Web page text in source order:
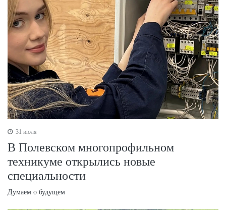
31 июля
В Полевском многопрофильном
техникуме открылись новые
специальности
Думаем о будущем